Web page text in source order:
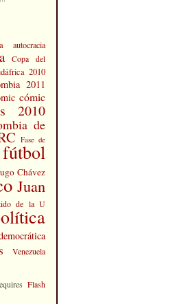
autocracia
Copa del
2010
2011
cómic
2010
de
Fase de
fútbol
Chávez
Juan
de la U
Venezuela
Flash